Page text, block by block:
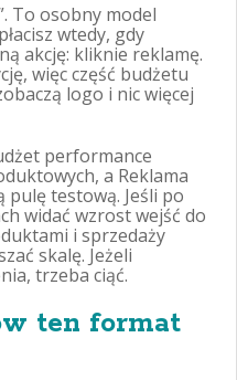
To osobny model
wtedy, gdy
akcję: kliknie reklamę.
więc część budżetu
logo i nic więcej
performance
a Reklama
testową. Jeśli po
widać wzrost wejść do
i sprzedaży
skalę. Jeżeli
trzeba ciąć.
ten format